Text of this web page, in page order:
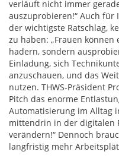
verläuft nicht immer
auszuprobieren!“ Auch für
der wichtigste Ratschlag,
zu haben: „Frauen
hadern, sondern
Einladung, sich
anzuschauen, und das
nutzen. THWS-Präsident
Pitch das enorme
Automatisierung im Alltag
mittendrin in der digitalen
verändern!“ Dennoch
langfristig mehr